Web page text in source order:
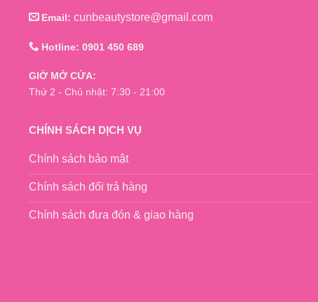
Email: cunbeautystore@gmail.com
Hotline: 0901 450 689
GIỜ MỞ CỬA:
Thứ 2 - Chủ nhật: 7:30 - 21:00
CHÍNH SÁCH DỊCH VỤ
Chính sách bảo mật
Chính sách đổi trả hàng
Chính sách đưa đón & giao hàng